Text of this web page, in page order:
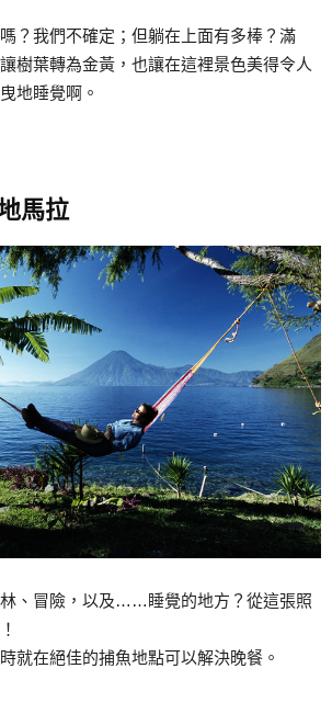
？我們不確定；但躺在上面有多棒？滿
樹葉轉為金黃，也讓在這裡景色美得令人
地睡覺啊。
馬拉
、冒險，以及……睡覺的地方？從這張照
就在絕佳的捕魚地點可以解決晚餐。